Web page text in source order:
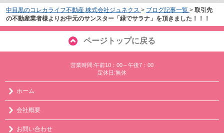
中目黒のコレカライフ不動産 株式会社ジュネクス > ブログ記事一覧 > 取引先
の不動産業者様よりお中元のサンスター「緑でサラナ」を頂きました！！！
ページトップに戻る
営業時間:午前10：00～午後7：00
定休日:無休
ホーム
会社概要
お問い合わせ